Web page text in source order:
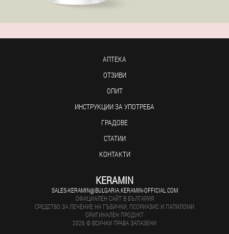
АПТЕКА
ОТЗИВИ
ОПИТ
ИНСТРУКЦИИ ЗА УПОТРЕБА
ГРАДОВЕ
СТАТИИ
КОНТАКТИ
KERAMIN
SALES-KERAMIN@BULGARIA.KERAMIN-OFFICIAL.COM
ОФИЦИАЛЕН САЙТ В БЪЛГАРИЯ
СРЕДСТВО ЗА ЛЕЧЕНИЕ НА ГЪБИЧКИ, ПСОРИАЗИС И ПАПИЛОМИ
ОРИГИНАЛЕН ПРОДУКТ
2026 © ВСИЧКИ ПРАВА ЗАПАЗЕНИ